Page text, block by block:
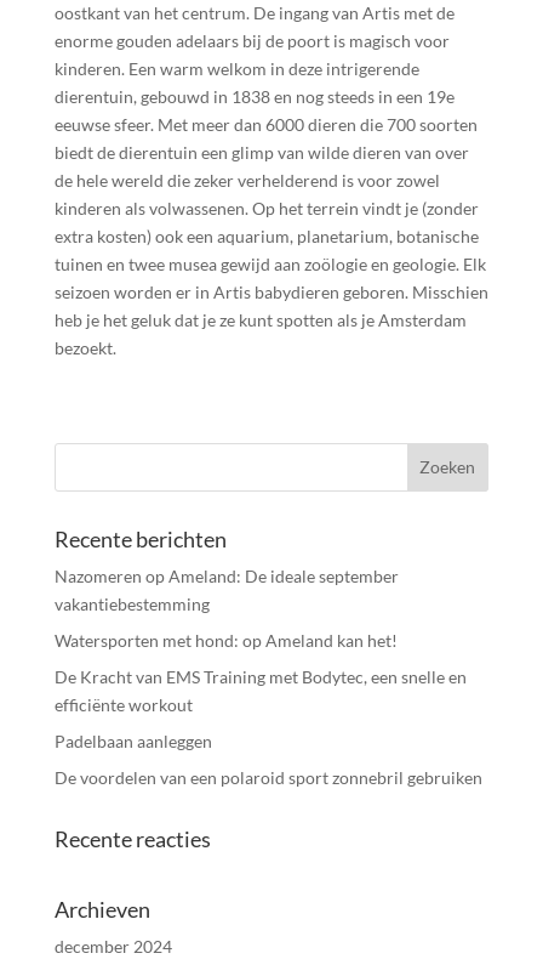
oostkant van het centrum. De ingang van Artis met de
enorme gouden adelaars bij de poort is magisch voor
kinderen. Een warm welkom in deze intrigerende
dierentuin, gebouwd in 1838 en nog steeds in een 19e
eeuwse sfeer. Met meer dan 6000 dieren die 700 soorten
biedt de dierentuin een glimp van wilde dieren van over
de hele wereld die zeker verhelderend is voor zowel
kinderen als volwassenen. Op het terrein vindt je (zonder
extra kosten) ook een aquarium, planetarium, botanische
tuinen en twee musea gewijd aan zoölogie en geologie. Elk
seizoen worden er in Artis babydieren geboren. Misschien
heb je het geluk dat je ze kunt spotten als je Amsterdam
bezoekt.
Recente berichten
Nazomeren op Ameland: De ideale september
vakantiebestemming
Watersporten met hond: op Ameland kan het!
De Kracht van EMS Training met Bodytec, een snelle en
efficiënte workout
Padelbaan aanleggen
De voordelen van een polaroid sport zonnebril gebruiken
Recente reacties
Archieven
december 2024